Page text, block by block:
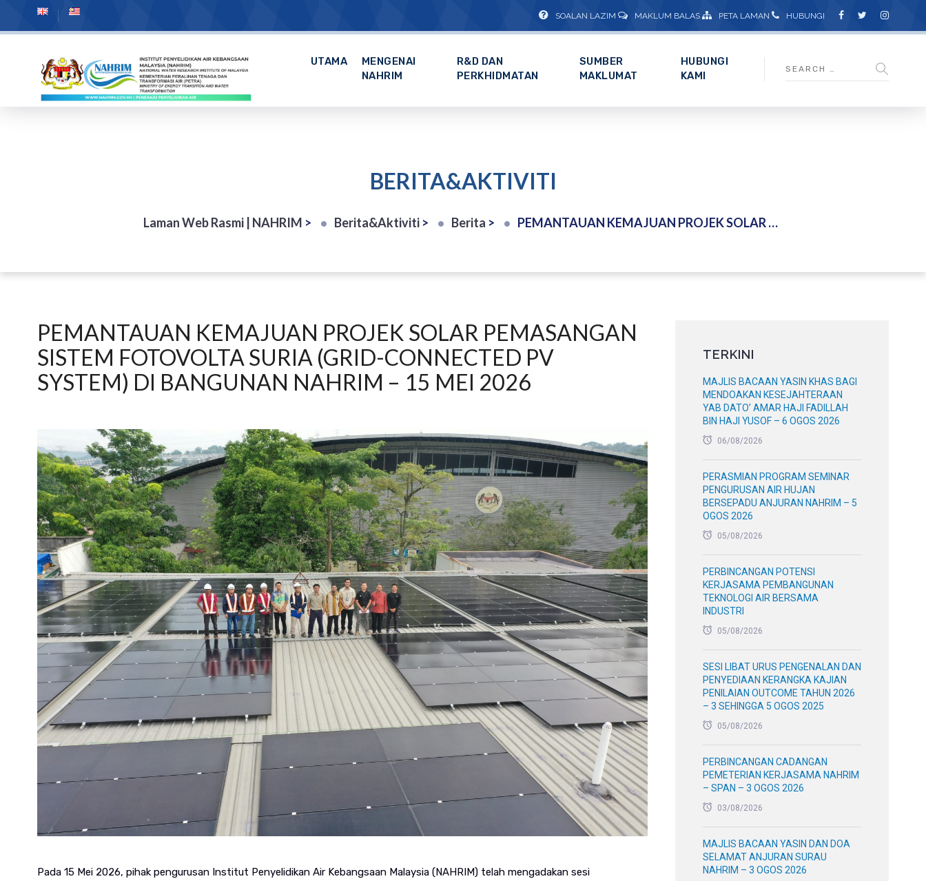
SOALAN LAZIM MAKLUM BALAS PETA LAMAN HUBUNGI
UTAMA
MENGENAI
NAHRIM
R&D DAN
PERKHIDMATAN
SUMBER
MAKLUMAT
HUBUNGI
KAMI
BERITA&AKTIVITI
Laman Web Rasmi | NAHRIM > Berita&Aktiviti > Berita > PEMANTAUAN KEMAJUAN PROJEK SOLAR PEMASANGAN SISTEM FOTOVOLTA SURIA (GRID-CONNECTED PV SYSTEM) DI BANGUNAN NAHRIM – 15 MEI 2026
PEMANTAUAN KEMAJUAN PROJEK SOLAR PEMASANGAN
SISTEM FOTOVOLTA SURIA (GRID-CONNECTED PV
SYSTEM) DI BANGUNAN NAHRIM – 15 MEI 2026
Pada 15 Mei 2026, pihak pengurusan Institut Penyelidikan Air Kebangsaan Malaysia (NAHRIM) telah mengadakan sesi
TERKINI
MAJLIS BACAAN YASIN KHAS BAGI
MENDOAKAN KESEJAHTERAAN
YAB DATO’ AMAR HAJI FADILLAH
BIN HAJI YUSOF – 6 OGOS 2026
06/08/2026
PERASMIAN PROGRAM SEMINAR
PENGURUSAN AIR HUJAN
BERSEPADU ANJURAN NAHRIM – 5
OGOS 2026
05/08/2026
PERBINCANGAN POTENSI
KERJASAMA PEMBANGUNAN
TEKNOLOGI AIR BERSAMA
INDUSTRI
05/08/2026
SESI LIBAT URUS PENGENALAN DAN
PENYEDIAAN KERANGKA KAJIAN
PENILAIAN OUTCOME TAHUN 2026
– 3 SEHINGGA 5 OGOS 2025
05/08/2026
PERBINCANGAN CADANGAN
PEMETERIAN KERJASAMA NAHRIM
– SPAN – 3 OGOS 2026
03/08/2026
MAJLIS BACAAN YASIN DAN DOA
SELAMAT ANJURAN SURAU
NAHRIM – 3 OGOS 2026